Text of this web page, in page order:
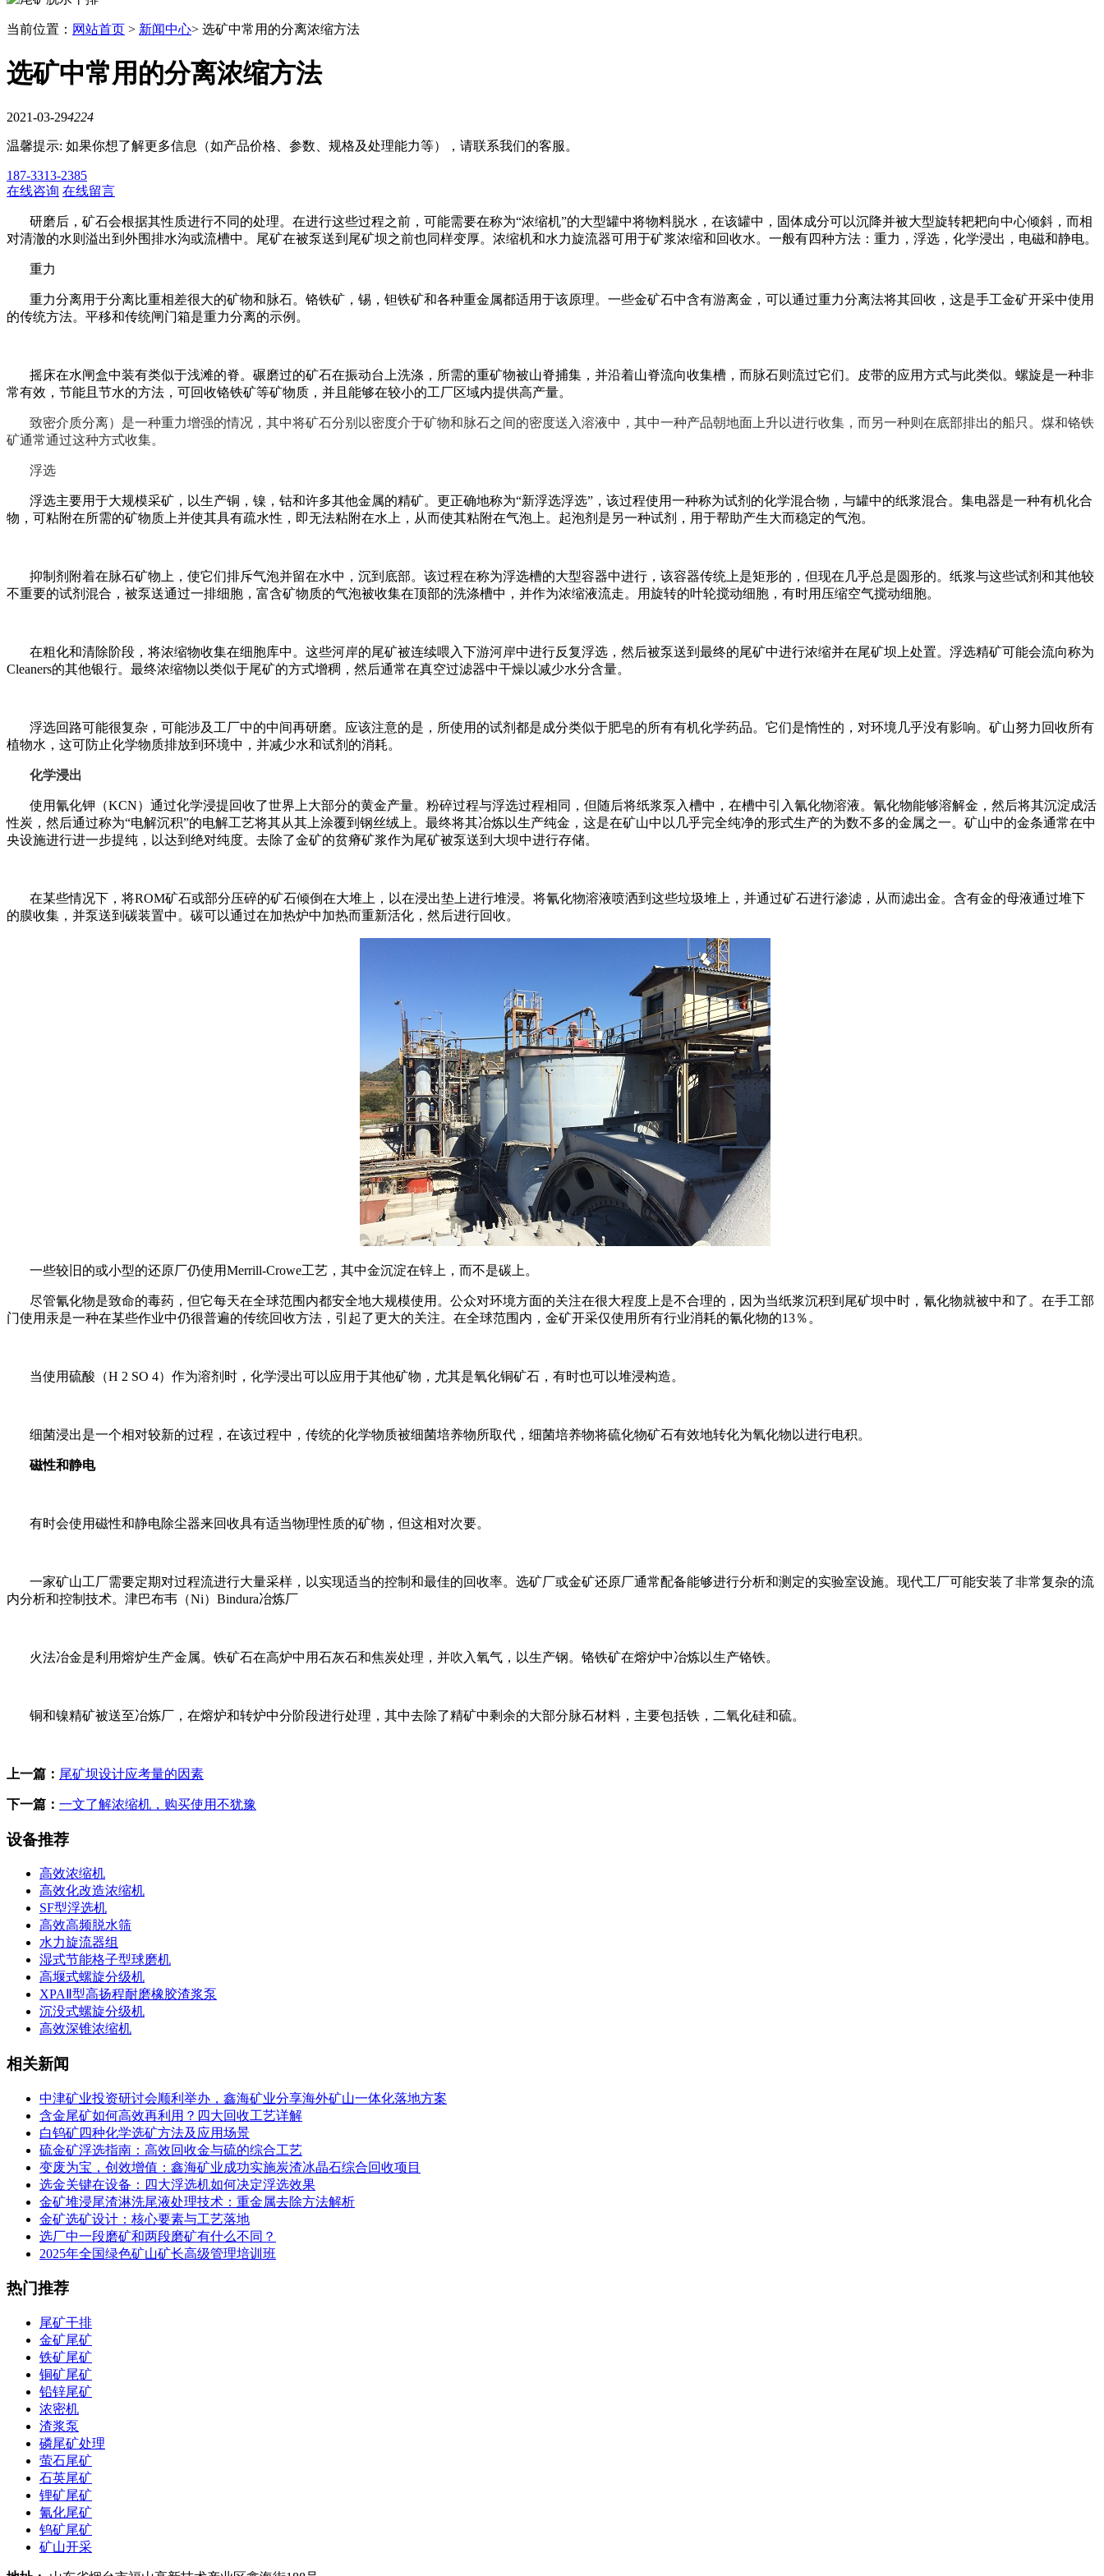
当前位置： 网站首页 > 新闻中心> 选矿中常用的分离浓缩方法
选矿中常用的分离浓缩方法
2021-03-294224
温馨提示: 如果你想了解更多信息（如产品价格、参数、规格及处理能力等），请联系我们的客服。
187-3313-2385
在线咨询 在线留言
研磨后，矿石会根据其性质进行不同的处理。在进行这些过程之前，可能需要在称为“浓缩机”的大型罐中将物料脱水，在该罐中，固体成分可以沉降并被大型旋转耙耙向中心倾斜，而相
对清澈的水则溢出到外围排水沟或流槽中。尾矿在被泵送到尾矿坝之前也同样变厚。浓缩机和水力旋流器可用于矿浆浓缩和回收水。一般有四种方法：重力，浮选，化学浸出，电磁和静电。
重力
重力分离用于分离比重相差很大的矿物和脉石。铬铁矿，锡，钽铁矿和各种重金属都适用于该原理。一些金矿石中含有游离金，可以通过重力分离法将其回收，这是手工金矿开采中使用
的传统方法。平移和传统闸门箱是重力分离的示例。
摇床在水闸盒中装有类似于浅滩的脊。碾磨过的矿石在振动台上洗涤，所需的重矿物被山脊捕集，并沿着山脊流向收集槽，而脉石则流过它们。皮带的应用方式与此类似。螺旋是一种非
常有效，节能且节水的方法，可回收铬铁矿等矿物质，并且能够在较小的工厂区域内提供高产量。
致密介质分离）是一种重力增强的情况，其中将矿石分别以密度介于矿物和脉石之间的密度送入溶液中，其中一种产品朝地面上升以进行收集，而另一种则在底部排出的船只。煤和铬铁
矿通常通过这种方式收集。
浮选
浮选主要用于大规模采矿，以生产铜，镍，钴和许多其他金属的精矿。更正确地称为“新浮选浮选”，该过程使用一种称为试剂的化学混合物，与罐中的纸浆混合。集电器是一种有机化合
物，可粘附在所需的矿物质上并使其具有疏水性，即无法粘附在水上，从而使其粘附在气泡上。起泡剂是另一种试剂，用于帮助产生大而稳定的气泡。
抑制剂附着在脉石矿物上，使它们排斥气泡并留在水中，沉到底部。该过程在称为浮选槽的大型容器中进行，该容器传统上是矩形的，但现在几乎总是圆形的。纸浆与这些试剂和其他较
不重要的试剂混合，被泵送通过一排细胞，富含矿物质的气泡被收集在顶部的洗涤槽中，并作为浓缩液流走。用旋转的叶轮搅动细胞，有时用压缩空气搅动细胞。
在粗化和清除阶段，将浓缩物收集在细胞库中。这些河岸的尾矿被连续喂入下游河岸中进行反复浮选，然后被泵送到最终的尾矿中进行浓缩并在尾矿坝上处置。浮选精矿可能会流向称为
Cleaners的其他银行。最终浓缩物以类似于尾矿的方式增稠，然后通常在真空过滤器中干燥以减少水分含量。
浮选回路可能很复杂，可能涉及工厂中的中间再研磨。应该注意的是，所使用的试剂都是成分类似于肥皂的所有有机化学药品。它们是惰性的，对环境几乎没有影响。矿山努力回收所有
植物水，这可防止化学物质排放到环境中，并减少水和试剂的消耗。
化学浸出
使用氰化钾（KCN）通过化学浸提回收了世界上大部分的黄金产量。粉碎过程与浮选过程相同，但随后将纸浆泵入槽中，在槽中引入氰化物溶液。氰化物能够溶解金，然后将其沉淀成活
性炭，然后通过称为“电解沉积”的电解工艺将其从其上涂覆到钢丝绒上。最终将其冶炼以生产纯金，这是在矿山中以几乎完全纯净的形式生产的为数不多的金属之一。矿山中的金条通常在中
央设施进行进一步提纯，以达到绝对纯度。去除了金矿的贫瘠矿浆作为尾矿被泵送到大坝中进行存储。
在某些情况下，将ROM矿石或部分压碎的矿石倾倒在大堆上，以在浸出垫上进行堆浸。将氰化物溶液喷洒到这些垃圾堆上，并通过矿石进行渗滤，从而滤出金。含有金的母液通过堆下
的膜收集，并泵送到碳装置中。碳可以通过在加热炉中加热而重新活化，然后进行回收。
一些较旧的或小型的还原厂仍使用Merrill-Crowe工艺，其中金沉淀在锌上，而不是碳上。
尽管氰化物是致命的毒药，但它每天在全球范围内都安全地大规模使用。公众对环境方面的关注在很大程度上是不合理的，因为当纸浆沉积到尾矿坝中时，氰化物就被中和了。在手工部
门使用汞是一种在某些作业中仍很普遍的传统回收方法，引起了更大的关注。在全球范围内，金矿开采仅使用所有行业消耗的氰化物的13％。
当使用硫酸（H 2 SO 4）作为溶剂时，化学浸出可以应用于其他矿物，尤其是氧化铜矿石，有时也可以堆浸构造。
细菌浸出是一个相对较新的过程，在该过程中，传统的化学物质被细菌培养物所取代，细菌培养物将硫化物矿石有效地转化为氧化物以进行电积。
磁性和静电
有时会使用磁性和静电除尘器来回收具有适当物理性质的矿物，但这相对次要。
一家矿山工厂需要定期对过程流进行大量采样，以实现适当的控制和最佳的回收率。选矿厂或金矿还原厂通常配备能够进行分析和测定的实验室设施。现代工厂可能安装了非常复杂的流
内分析和控制技术。津巴布韦（Ni）Bindura冶炼厂
火法冶金是利用熔炉生产金属。铁矿石在高炉中用石灰石和焦炭处理，并吹入氧气，以生产钢。铬铁矿在熔炉中冶炼以生产铬铁。
铜和镍精矿被送至冶炼厂，在熔炉和转炉中分阶段进行处理，其中去除了精矿中剩余的大部分脉石材料，主要包括铁，二氧化硅和硫。
上一篇： 尾矿坝设计应考量的因素
下一篇： 一文了解浓缩机，购买使用不犹豫
设备推荐
高效浓缩机
高效化改造浓缩机
SF型浮选机
高效高频脱水筛
水力旋流器组
湿式节能格子型球磨机
高堰式螺旋分级机
XPAⅡ型高扬程耐磨橡胶渣浆泵
沉没式螺旋分级机
高效深锥浓缩机
相关新闻
中津矿业投资研讨会顺利举办，鑫海矿业分享海外矿山一体化落地方案
含金尾矿如何高效再利用？四大回收工艺详解
白钨矿四种化学选矿方法及应用场景
硫金矿浮选指南：高效回收金与硫的综合工艺
变废为宝，创效增值：鑫海矿业成功实施炭渣冰晶石综合回收项目
选金关键在设备：四大浮选机如何决定浮选效果
金矿堆浸尾渣淋洗尾液处理技术：重金属去除方法解析
金矿选矿设计：核心要素与工艺落地
选厂中一段磨矿和两段磨矿有什么不同？
2025年全国绿色矿山矿长高级管理培训班
热门推荐
尾矿干排
金矿尾矿
铁矿尾矿
铜矿尾矿
铅锌尾矿
浓密机
渣浆泵
磷尾矿处理
萤石尾矿
石英尾矿
锂矿尾矿
氰化尾矿
钨矿尾矿
矿山开采